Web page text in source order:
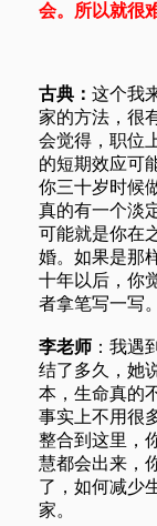
会。所以就很
古典： 这个我
家的方法，很
会觉得，职位
的短期效应可
你三十岁时候
真的有一个淡
可能就是你在
婚。如果是那
十年以后，你
者拿笔写一写
李老师：我遇
结了多久，她
本，生命真的
事实上不用很
整合到这里，
慧都会出来，
了，如何减少
家。